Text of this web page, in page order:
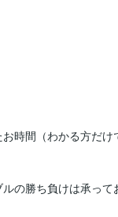
時間（わかる方だけ
の勝ち負けは承って